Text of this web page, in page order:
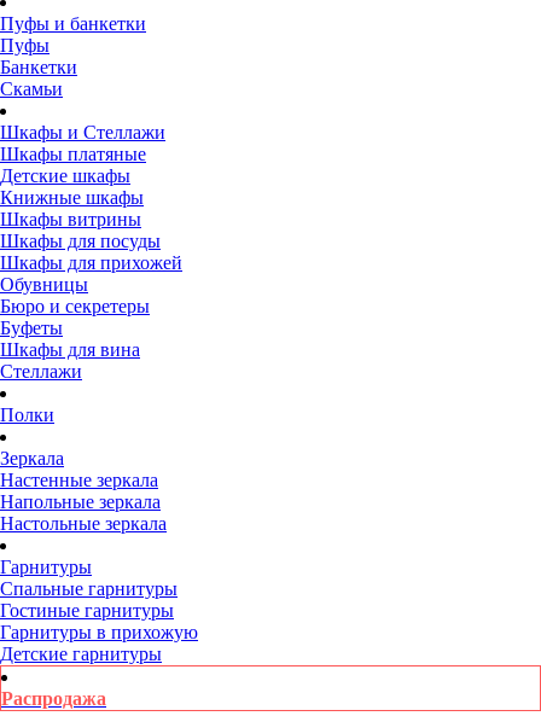
Пуфы и банкетки
Пуфы
Банкетки
Скамьи
Шкафы и Стеллажи
Шкафы платяные
Детские шкафы
Книжные шкафы
Шкафы витрины
Шкафы для посуды
Шкафы для прихожей
Обувницы
Бюро и секретеры
Буфеты
Шкафы для вина
Стеллажи
Полки
Зеркала
Настенные зеркала
Напольные зеркала
Настольные зеркала
Гарнитуры
Спальные гарнитуры
Гостиные гарнитуры
Гарнитуры в прихожую
Детские гарнитуры
Распродажа